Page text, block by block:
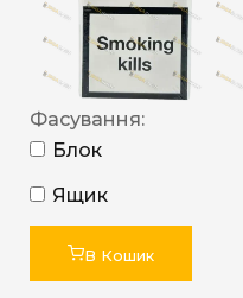
Фасування:
Блок
Ящик
В Кошик